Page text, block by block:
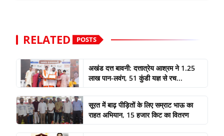
RELATED POSTS
अखंड दत्त बावनी: दत्तात्रेय आश्रम ने 1.25
लाख पान-लवंग, 51 कुंडी यज्ञ से रच...
सूरत में बाढ़ पीड़ितों के लिए सम्राट भाऊ का
राहत अभियान, 15 हजार किट का वितरण